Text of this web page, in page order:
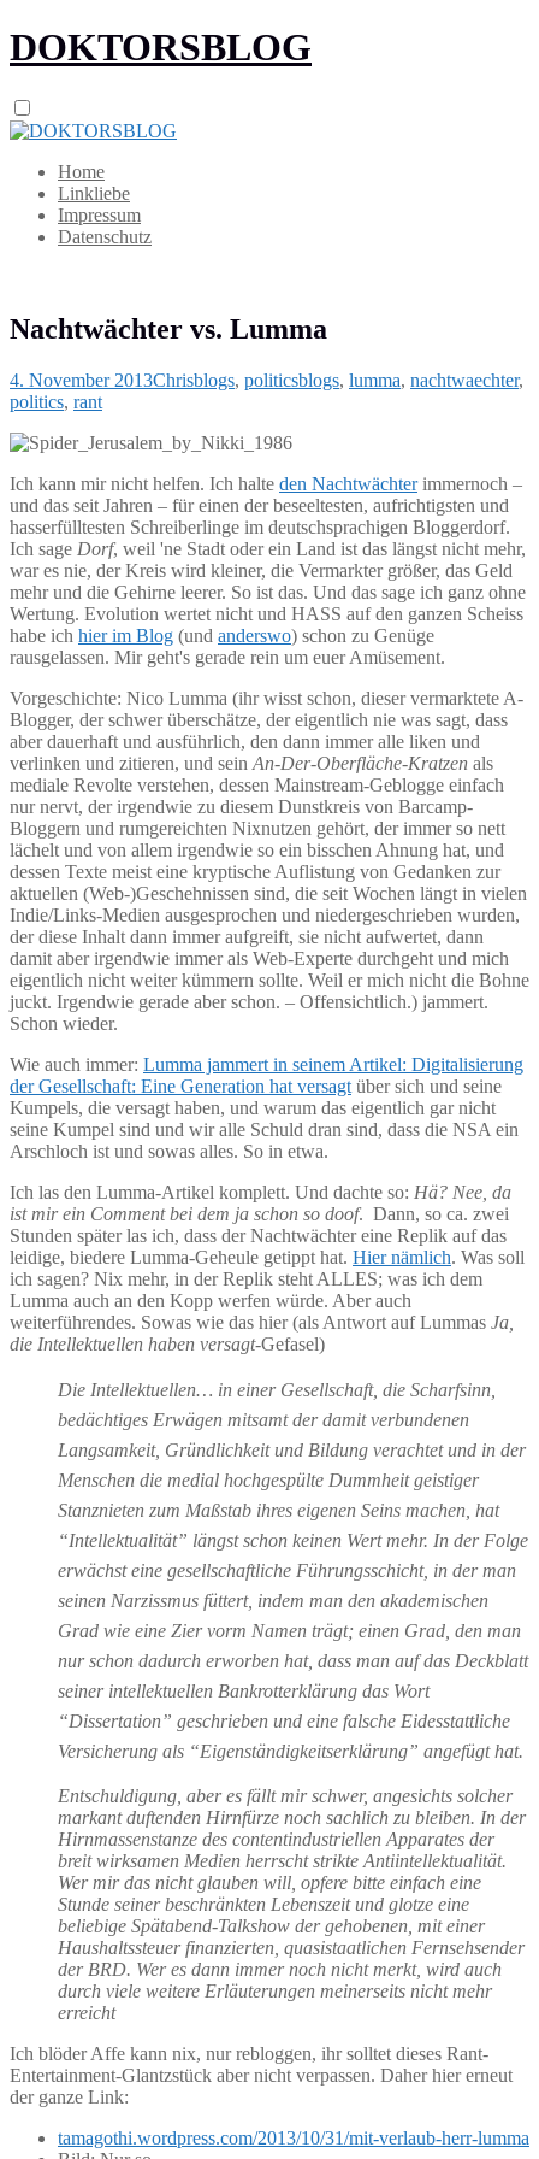
DOKTORSBLOG
Home
Linkliebe
Impressum
Datenschutz
Nachtwächter vs. Lumma
4. November 2013Chrisblogs, politicsblogs, lumma, nachtwaechter,
politics, rant
Ich kann mir nicht helfen. Ich halte den Nachtwächterimmernoch –
und das seit Jahren – für einen der beseeltesten, aufrichtigsten und
hasserfülltesten Schreiberlinge im deutschsprachigen Bloggerdorf.
Ich sage Dorf, weil 'ne Stadt oder ein Land ist das längst nicht mehr,
war es nie, der Kreis wird kleiner, die Vermarkter größer, das Geld
mehr und die Gehirne leerer. So ist das. Und das sage ich ganz ohne
Wertung. Evolution wertet nicht und HASS auf den ganzen Scheiss
habe ich hier im Blog (und anderswo) schon zu Genüge
rausgelassen. Mir geht's gerade rein um euer Amüsement.
Vorgeschichte: Nico Lumma (ihr wisst schon, dieser vermarktete A-
Blogger, der schwer überschätze, der eigentlich nie was sagt, dass
aber dauerhaft und ausführlich, den dann immer alle liken und
verlinken und zitieren, und sein An-Der-Oberfläche-Kratzen als
mediale Revolte verstehen, dessen Mainstream-Geblogge einfach
nur nervt, der irgendwie zu diesem Dunstkreis von Barcamp-
Bloggern und rumgereichten Nixnutzen gehört, der immer so nett
lächelt und von allem irgendwie so ein bisschen Ahnung hat, und
dessen Texte meist eine kryptische Auflistung von Gedanken zur
aktuellen (Web-)Geschehnissen sind, die seit Wochen längt in vielen
Indie/Links-Medien ausgesprochen und niedergeschrieben wurden,
der diese Inhalt dann immer aufgreift, sie nicht aufwertet, dann
damit aber irgendwie immer als Web-Experte durchgeht und mich
eigentlich nicht weiter kümmern sollte. Weil er mich nicht die Bohne
juckt. Irgendwie gerade aber schon. – Offensichtlich.) jammert.
Schon wieder.
Wie auch immer: Lumma jammert in seinem Artikel: Digitalisierung
der Gesellschaft: Eine Generation hat versagt über sich und seine
Kumpels, die versagt haben, und warum das eigentlich gar nicht
seine Kumpel sind und wir alle Schuld dran sind, dass die NSA ein
Arschloch ist und sowas alles. So in etwa.
Ich las den Lumma-Artikel komplett. Und dachte so: Hä? Nee, da
ist mir ein Comment bei dem ja schon so doof. Dann, so ca. zwei
Stunden später las ich, dass der Nachtwächter eine Replik auf das
leidige, biedere Lumma-Geheule getippt hat. Hier nämlich. Was soll
ich sagen? Nix mehr, in der Replik steht ALLES; was ich dem
Lumma auch an den Kopp werfen würde. Aber auch
weiterführendes. Sowas wie das hier (als Antwort auf Lummas Ja,
die Intellektuellen haben versagt-Gefasel)
Die Intellektuellen… in einer Gesellschaft, die Scharfsinn,
bedächtiges Erwägen mitsamt der damit verbundenen
Langsamkeit, Gründlichkeit und Bildung verachtet und in der
Menschen die medial hochgespülte Dummheit geistiger
Stanznieten zum Maßstab ihres eigenen Seins machen, hat
“Intellektualität” längst schon keinen Wert mehr. In der Folge
erwächst eine gesellschaftliche Führungsschicht, in der man
seinen Narzissmus füttert, indem man den akademischen
Grad wie eine Zier vorm Namen trägt; einen Grad, den man
nur schon dadurch erworben hat, dass man auf das Deckblatt
seiner intellektuellen Bankrotterklärung das Wort
“Dissertation” geschrieben und eine falsche Eidesstattliche
Versicherung als “Eigenständigkeitserklärung” angefügt hat.
Entschuldigung, aber es fällt mir schwer, angesichts solcher
markant duftenden Hirnfürze noch sachlich zu bleiben. In der
Hirnmassenstanze des contentindustriellen Apparates der
breit wirksamen Medien herrscht strikte Antiintellektualität.
Wer mir das nicht glauben will, opfere bitte einfach eine
Stunde seiner beschränkten Lebenszeit und glotze eine
beliebige Spätabend-Talkshow der gehobenen, mit einer
Haushaltssteuer finanzierten, quasistaatlichen Fernsehsender
der BRD. Wer es dann immer noch nicht merkt, wird auch
durch viele weitere Erläuterungen meinerseits nicht mehr
erreicht
Ich blöder Affe kann nix, nur rebloggen, ihr solltet dieses Rant-
Entertainment-Glantzstück aber nicht verpassen. Daher hier erneut
der ganze Link:
tamagothi.wordpress.com/2013/10/31/mit-verlaub-herr-lumma